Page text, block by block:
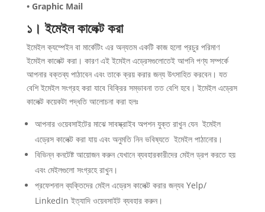
• Graphic Mail
১। ইমেইল কালেক্ট করা
ইমেইল ক্যম্পেইন বা মার্কেটিং এর অন্যতম একটি কাজ হলো প্রচুর পরিমাণ
ইমেইল কালেক্ট করা। কারণ এই ইমেইল এড্রেসগুলোতেই আপনি পণ্য সম্পর্কে
আপনার বক্তব্য পাঠাবেন এবং তাকে ক্রয় করার জন্য উৎসাহিত করবেন। যত
বেশি ইমেইল সংগ্রহ করা যাবে বিক্রির সম্ভাবনা তত বেশি হবে। ইমেইল এড্রেস
কালেক্ট কয়েকটা পদ্ধতি আলোচনা করা হলঃ
আপনার ওয়েবসাইটের মাঝে সাবস্ক্রাইব অপশন যুক্ত রাখুন যেন ইমেইল
এড্রেস কালেক্ট করা যায় এবং অনুমতি নিন ভবিষ্যতে ইমেইল পাঠানোর।
বিভিন্ন কনটেষ্ট আয়োজন করুন যেখানে ব্যবহারকারীদের মেইল ড্রপ করতে হয়
এবং মেইলগুলো সংগ্রহে রাখুন।
প্রফেশনাল ব্যক্তিদের মেইল এড্রেস কালেক্ট করার জন্যব Yelp/
LinkedIn ইত্যাদি ওয়েবসাইট ব্যবহার করুন।